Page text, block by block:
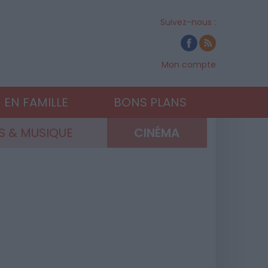
Suivez-nous :
Mon compte
EN FAMILLE
BONS PLANS
& MUSIQUE
CINÉMA